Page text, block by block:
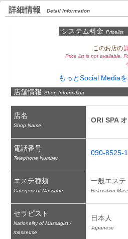
詳細情報 Detail Information
システム料金 Pricelist
このお店の
Price list is not available.
もっとSocial Media
店舗情報 Shop Information
店名
Shop Name
ORI SPA
電話番号
Telephone Number
090-8525-
エステ種類
Category of Massage
一般エステ
Relaxation
セラピスト
Nationality of Massagist /
masseuse
日本人
Japanese